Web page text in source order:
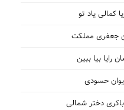
کمالی یاد تو
جعفری مملکت
رایا بیا ببین
حسودی
دختر شمالی